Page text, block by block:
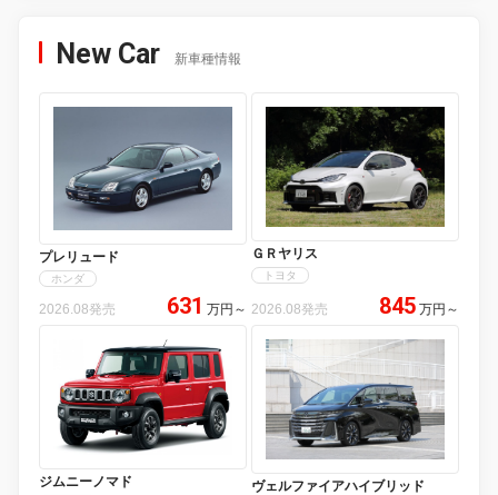
New Car 新車種情報
プレリュード
ホンダ
2026.08発売 631 万円 ～
ＧＲヤリス
トヨタ
2026.08発売 845 万円 ～
ジムニーノマド ヴェルファイアハイブリッド